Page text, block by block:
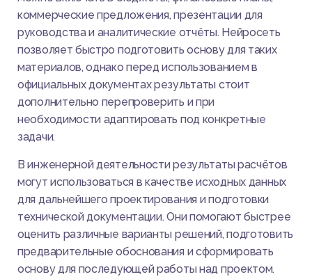
коммерческие предложения, презентации для
руководства и аналитические отчёты. Нейросеть
позволяет быстро подготовить основу для таких
материалов, однако перед использованием в
официальных документах результаты стоит
дополнительно перепроверить и при
необходимости адаптировать под конкретные
задачи.
В инженерной деятельности результаты расчётов
могут использоваться в качестве исходных данных
для дальнейшего проектирования и подготовки
технической документации. Они помогают быстрее
оценить различные варианты решений, подготовить
предварительные обоснования и сформировать
основу для последующей работы над проектом.